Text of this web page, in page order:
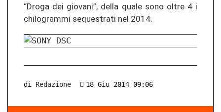
“Droga dei giovani”, della quale sono oltre 4 i
chilogrammi sequestrati nel 2014.
di Redazione 18 Giu 2014 09:06